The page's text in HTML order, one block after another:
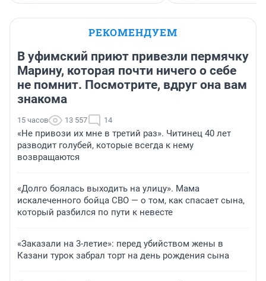
РЕКОМЕНДУЕМ
В уфимский приют привезли пермячку
Марину, которая почти ничего о себе
не помнит. Посмотрите, вдруг она вам
знакома
15 часов 13 557 14
«Не привози их мне в третий раз». Читинец 40 лет
разводит голубей, которые всегда к нему
возвращаются
«Долго боялась выходить на улицу». Мама
искалеченного бойца СВО — о том, как спасает сына,
который разбился по пути к невесте
«Заказали на 3-летие»: перед убийством жены в
Казани турок забрал торт на день рождения сына